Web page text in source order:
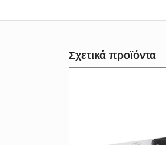
Σχετικά προϊόντα